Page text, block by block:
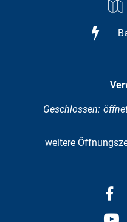
Klicken, um
Geschlossen:
weitere